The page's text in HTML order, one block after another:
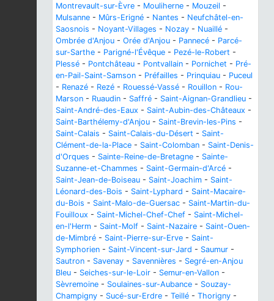
Montrevault-sur-Èvre - Mouliherne - Mouzeil -
Mulsanne - Mûrs-Erigné - Nantes - Neufchâtel-en-
Saosnois - Noyant-Villages - Nozay - Nuaillé -
Ombrée d'Anjou - Orée d'Anjou - Pannecé - Parcé-
sur-Sarthe - Parigné-l'Évêque - Pezé-le-Robert -
Plessé - Pontchâteau - Pontvallain - Pornichet - Pré-
en-Pail-Saint-Samson - Préfailles - Prinquiau - Puceul
- Renazé - Rezé - Rouessé-Vassé - Rouillon - Rou-
Marson - Ruaudin - Saffré - Saint-Aignan-Grandlieu -
Saint-André-des-Eaux - Saint-Aubin-des-Châteaux -
Saint-Barthélemy-d'Anjou - Saint-Brevin-les-Pins -
Saint-Calais - Saint-Calais-du-Désert - Saint-
Clément-de-la-Place - Saint-Colomban - Saint-Denis-
d'Orques - Sainte-Reine-de-Bretagne - Sainte-
Suzanne-et-Chammes - Saint-Germain-d'Arcé -
Saint-Jean-de-Boiseau - Saint-Joachim - Saint-
Léonard-des-Bois - Saint-Lyphard - Saint-Macaire-
du-Bois - Saint-Malo-de-Guersac - Saint-Martin-du-
Fouilloux - Saint-Michel-Chef-Chef - Saint-Michel-
en-l'Herm - Saint-Molf - Saint-Nazaire - Saint-Ouen-
de-Mimbré - Saint-Pierre-sur-Erve - Saint-
Symphorien - Saint-Vincent-sur-Jard - Saumur -
Sautron - Savenay - Savennières - Segré-en-Anjou
Bleu - Seiches-sur-le-Loir - Semur-en-Vallon -
Sèvremoine - Soulaines-sur-Aubance - Souzay-
Champigny - Sucé-sur-Erdre - Teillé - Thorigny -